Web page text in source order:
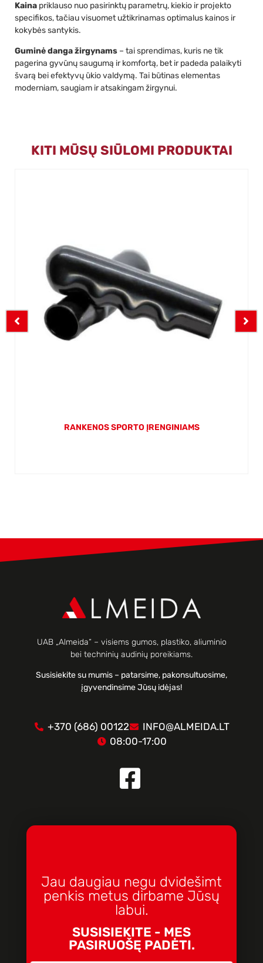
Kaina priklauso nuo pasirinktų parametrų, kiekio ir projekto
specifikos, tačiau visuomet užtikrinamas optimalus kainos ir
kokybės santykis.
Guminė danga žirgynams – tai sprendimas, kuris ne tik
pagerina gyvūnų saugumą ir komfortą, bet ir padeda palaikyti
švarą bei efektyvų ūkio valdymą. Tai būtinas elementas
moderniam, saugiam ir atsakingam žirgynui.
KITI MŪSŲ SIŪLOMI PRODUKTAI
RANKENOS SPORTO ĮRENGINIAMS
UAB „Almeida“ – visiems gumos, plastiko, aliuminio
bei techninių audinių poreikiams.
Susisiekite su mumis – patarsime, pakonsultuosime,
įgyvendinsime Jūsų idėjas!
+370 (686) 00122
INFO@ALMEIDA.LT
08:00-17:00
Jau daugiau negu dvidešimt
penkis metus dirbame Jūsų
labui.
SUSISIEKITE - MES
PASIRUOŠĘ PADĖTI.